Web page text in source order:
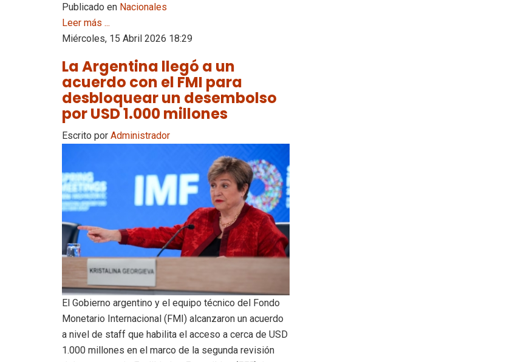
Publicado en Nacionales
Leer más ...
Miércoles, 15 Abril 2026 18:29
La Argentina llegó a un
acuerdo con el FMI para
desbloquear un desembolso
por USD 1.000 millones
Escrito por Administrador
El Gobierno argentino y el equipo técnico del Fondo
Monetario Internacional (FMI) alcanzaron un acuerdo
a nivel de staff que habilita el acceso a cerca de USD
1.000 millones en el marco de la segunda revisión